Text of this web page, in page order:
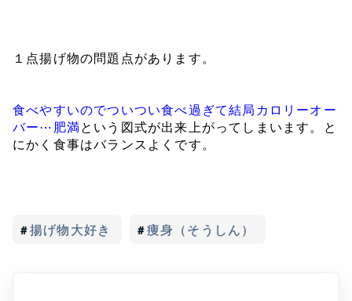
１点揚げ物の問題点があります。
食べやすいのでついつい食べ過ぎて結局カロリーオー
バー⋯肥満という図式が出来上がってしまいます。と
にかく食事はバランスよくです。
揚げ物大好き 痩身（そうしん）